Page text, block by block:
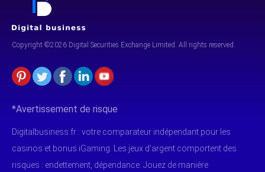
Copyright ©2026 Digital Securities Exchange Limited. All rights reserved.
*Avertissement de risque
Digitalbusiness.fr : votre comparateur indépendant pour les
casinos et bonus iGaming. Les jeux d'argent comportent des
risques : endettement, dépendance. Jouez de manière